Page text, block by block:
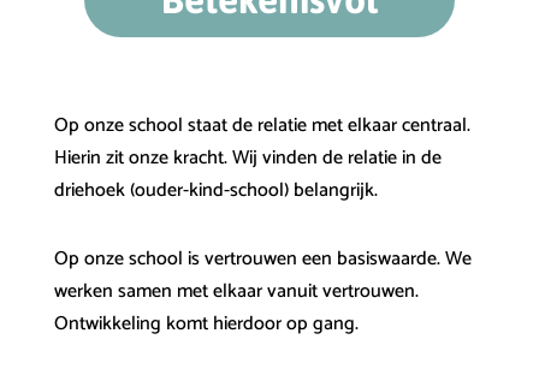
Op onze school staat de relatie met elkaar centraal.
Hierin zit onze kracht. Wij vinden de relatie in de
driehoek (ouder-kind-school) belangrijk.
Op onze school is vertrouwen een basiswaarde. We
werken samen met elkaar vanuit vertrouwen.
Ontwikkeling komt hierdoor op gang.